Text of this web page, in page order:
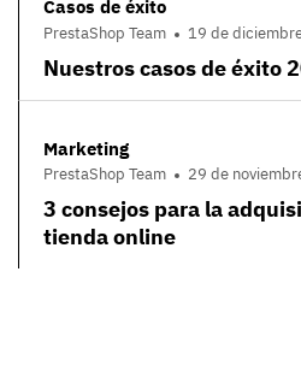
Casos de éxito
PrestaShop Team 19 de
Nuestros casos de éxito
Marketing
PrestaShop Team 29 de
3 consejos para la
tienda online